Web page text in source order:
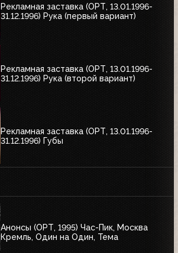
Рекламная заставка (ОРТ, 13.01.1996-
31.12.1996) Рука (первый вариант)
Рекламная заставка (ОРТ, 13.01.1996-
31.12.1996) Рука (второй вариант)
Рекламная заставка (ОРТ, 13.01.1996-
31.12.1996) Губы
Анонсы (ОРТ, 1995) Час-Пик, Москва
Кремль, Один на Один, Тема